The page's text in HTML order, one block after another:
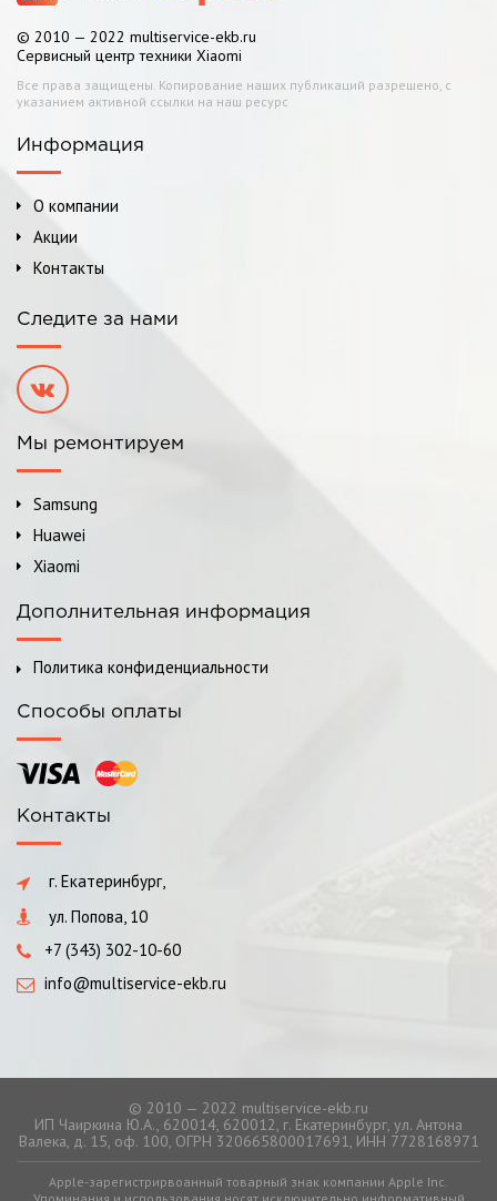
© 2010 — 2022 multiservice-ekb.ru
Сервисный центр техники Xiaomi
Все права защищены. Копирование наших публикаций разрешено, с
указанием активной ссылки на наш ресурс
Информация
О компании
Акции
Контакты
Следите за нами
Мы ремонтируем
Samsung
Huawei
Xiaomi
Дополнительная информация
Политика конфиденциальности
Способы оплаты
Контакты
г. Екатеринбург,
ул. Попова, 10
+7 (343) 302-10-60
info@multiservice-ekb.ru
© 2010 — 2022 multiservice-ekb.ru
ИП Чаиркина Ю.А., 620014, 620012, г. Екатеринбург, ул. Антона
Валека, д. 15, оф. 100, ОГРН 320665800017691, ИНН 7728168971
Apple-зарегистрирвоанный товарный знак компании Apple Inc.